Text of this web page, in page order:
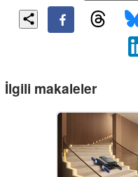
İlgili makaleler